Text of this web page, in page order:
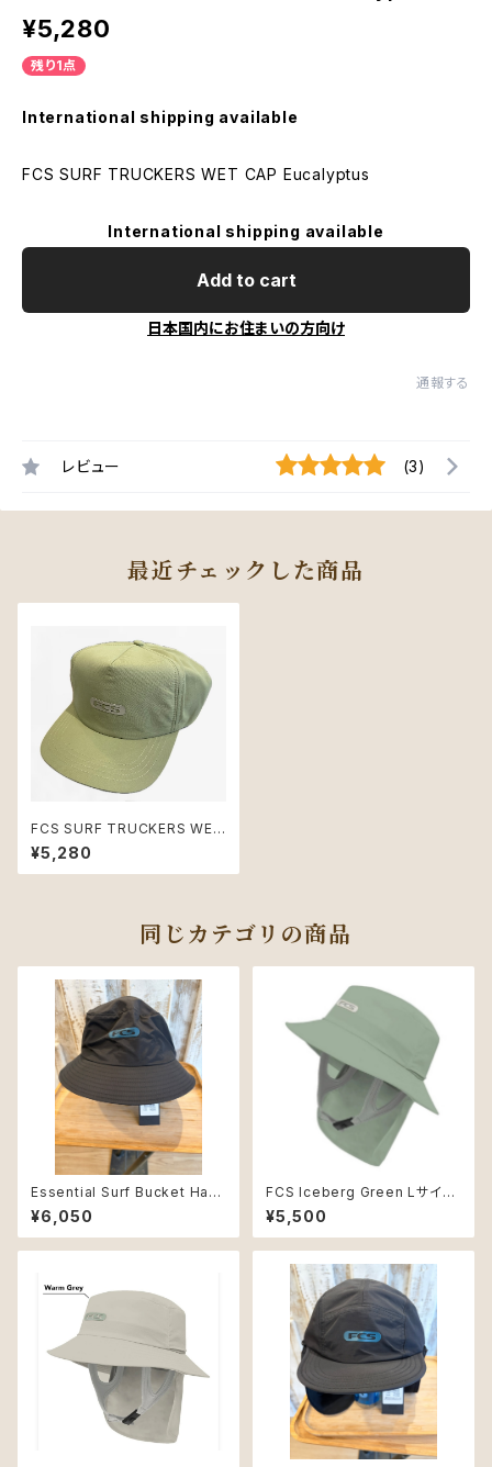
¥5,280
残り1点
International shipping available
FCS SURF TRUCKERS WET CAP Eucalyptus
International shipping available
Add to cart
日本国内にお住まいの方向け
通報する
レビュー (3)
最近チェックした商品
FCS SURF TRUCKERS WET
CAP Eucalyptus
¥5,280
同じカテゴリの商品
Essential Surf Bucket Hat
Bk/Teal Mサイズ
¥6,050
FCS Iceberg Green Lサイズ
Essential SurfHat
¥5,500